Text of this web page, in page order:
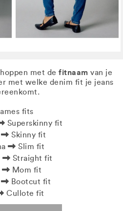
met de fitnaam van je
met welke denim fit je jeans
fits
Superskinny fit
Skinny fit
Slim fit
Straight fit
Mom fit
Bootcut fit
Cullote fit